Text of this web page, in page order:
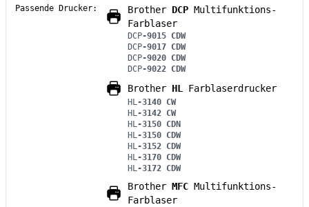
Passende Drucker:
Brother DCP Multifunktions-
Farblaser
DCP-9015 CDW
DCP-9017 CDW
DCP-9020 CDW
DCP-9022 CDW
Brother HL Farblaserdrucker
HL-3140 CW
HL-3142 CW
HL-3150 CDN
HL-3150 CDW
HL-3152 CDW
HL-3170 CDW
HL-3172 CDW
Brother MFC Multifunktions-
Farblaser